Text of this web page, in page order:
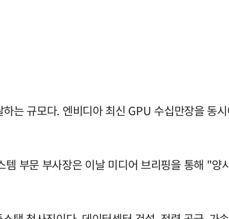
는 규모다. 엔비디아 최신 GPU 수십만장을 동
부문 부사장은 이날 미디어 브리핑을 통해 "